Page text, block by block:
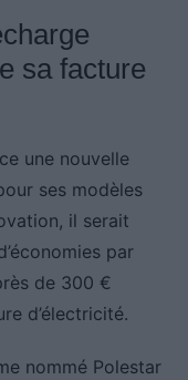
sa facture
une nouvelle
ses modèles
il serait
par
de 300 €
d’électricité.
nommé Polestar